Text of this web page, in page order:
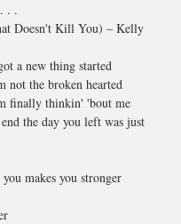
. .
Doesn't Kill You) – Kelly
a new thing started
not the broken hearted
finally thinkin' 'bout me
the day you left was just
makes you stronger